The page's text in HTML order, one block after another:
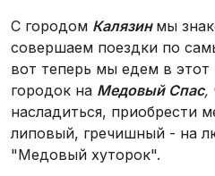
С городом Калязин мы
совершаем поездки по
вот теперь мы едем в
городок на Медовый Спас,
насладиться, приобрести
липовый, гречишный - на
"Медовый хуторок".